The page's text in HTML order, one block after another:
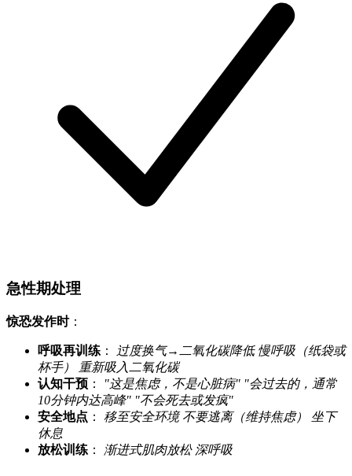
急性期处理
惊恐发作时：
呼吸再训练 ： 过度换气→二氧化碳降低 慢呼吸（纸袋或
杯手）
重新吸入二氧化碳
认知干预 ： "这是焦虑，不是心脏病" "会过去的，通常
10分钟内达高峰" "不会死去或发疯"
安全地点 ： 移至安全环境 不要逃离（维持焦虑）
坐下
休息
放松训练 ： 渐进式肌肉放松 深呼吸